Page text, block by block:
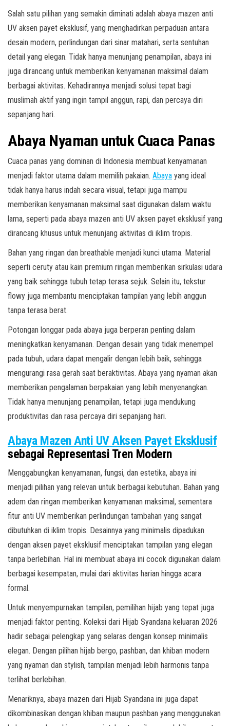
Salah satu pilihan yang semakin diminati adalah abaya mazen anti
UV aksen payet eksklusif, yang menghadirkan perpaduan antara
desain modern, perlindungan dari sinar matahari, serta sentuhan
detail yang elegan. Tidak hanya menunjang penampilan, abaya ini
juga dirancang untuk memberikan kenyamanan maksimal dalam
berbagai aktivitas. Kehadirannya menjadi solusi tepat bagi
muslimah aktif yang ingin tampil anggun, rapi, dan percaya diri
sepanjang hari.
Abaya Nyaman untuk Cuaca Panas
Cuaca panas yang dominan di Indonesia membuat kenyamanan
menjadi faktor utama dalam memilih pakaian. Abaya yang ideal
tidak hanya harus indah secara visual, tetapi juga mampu
memberikan kenyamanan maksimal saat digunakan dalam waktu
lama, seperti pada abaya mazen anti UV aksen payet eksklusif yang
dirancang khusus untuk menunjang aktivitas di iklim tropis.
Bahan yang ringan dan breathable menjadi kunci utama. Material
seperti ceruty atau kain premium ringan memberikan sirkulasi udara
yang baik sehingga tubuh tetap terasa sejuk. Selain itu, tekstur
flowy juga membantu menciptakan tampilan yang lebih anggun
tanpa terasa berat.
Potongan longgar pada abaya juga berperan penting dalam
meningkatkan kenyamanan. Dengan desain yang tidak menempel
pada tubuh, udara dapat mengalir dengan lebih baik, sehingga
mengurangi rasa gerah saat beraktivitas. Abaya yang nyaman akan
memberikan pengalaman berpakaian yang lebih menyenangkan.
Tidak hanya menunjang penampilan, tetapi juga mendukung
produktivitas dan rasa percaya diri sepanjang hari.
Abaya Mazen Anti UV Aksen Payet Eksklusif
sebagai Representasi Tren Modern
Menggabungkan kenyamanan, fungsi, dan estetika, abaya ini
menjadi pilihan yang relevan untuk berbagai kebutuhan. Bahan yang
adem dan ringan memberikan kenyamanan maksimal, sementara
fitur anti UV memberikan perlindungan tambahan yang sangat
dibutuhkan di iklim tropis. Desainnya yang minimalis dipadukan
dengan aksen payet eksklusif menciptakan tampilan yang elegan
tanpa berlebihan. Hal ini membuat abaya ini cocok digunakan dalam
berbagai kesempatan, mulai dari aktivitas harian hingga acara
formal.
Untuk menyempurnakan tampilan, pemilihan hijab yang tepat juga
menjadi faktor penting. Koleksi dari Hijab Syandana keluaran 2026
hadir sebagai pelengkap yang selaras dengan konsep minimalis
elegan. Dengan pilihan hijab bergo, pashban, dan khiban modern
yang nyaman dan stylish, tampilan menjadi lebih harmonis tanpa
terlihat berlebihan.
Menariknya, abaya mazen dari Hijab Syandana ini juga dapat
dikombinasikan dengan khiban maupun pashban yang menggunakan